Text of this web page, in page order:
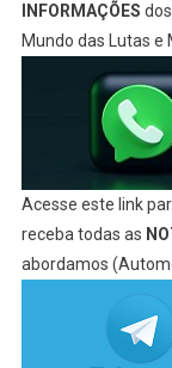
INFORMAÇÕES
Mundo das Lutas e
Acesse este link
receba todas as
abordamos